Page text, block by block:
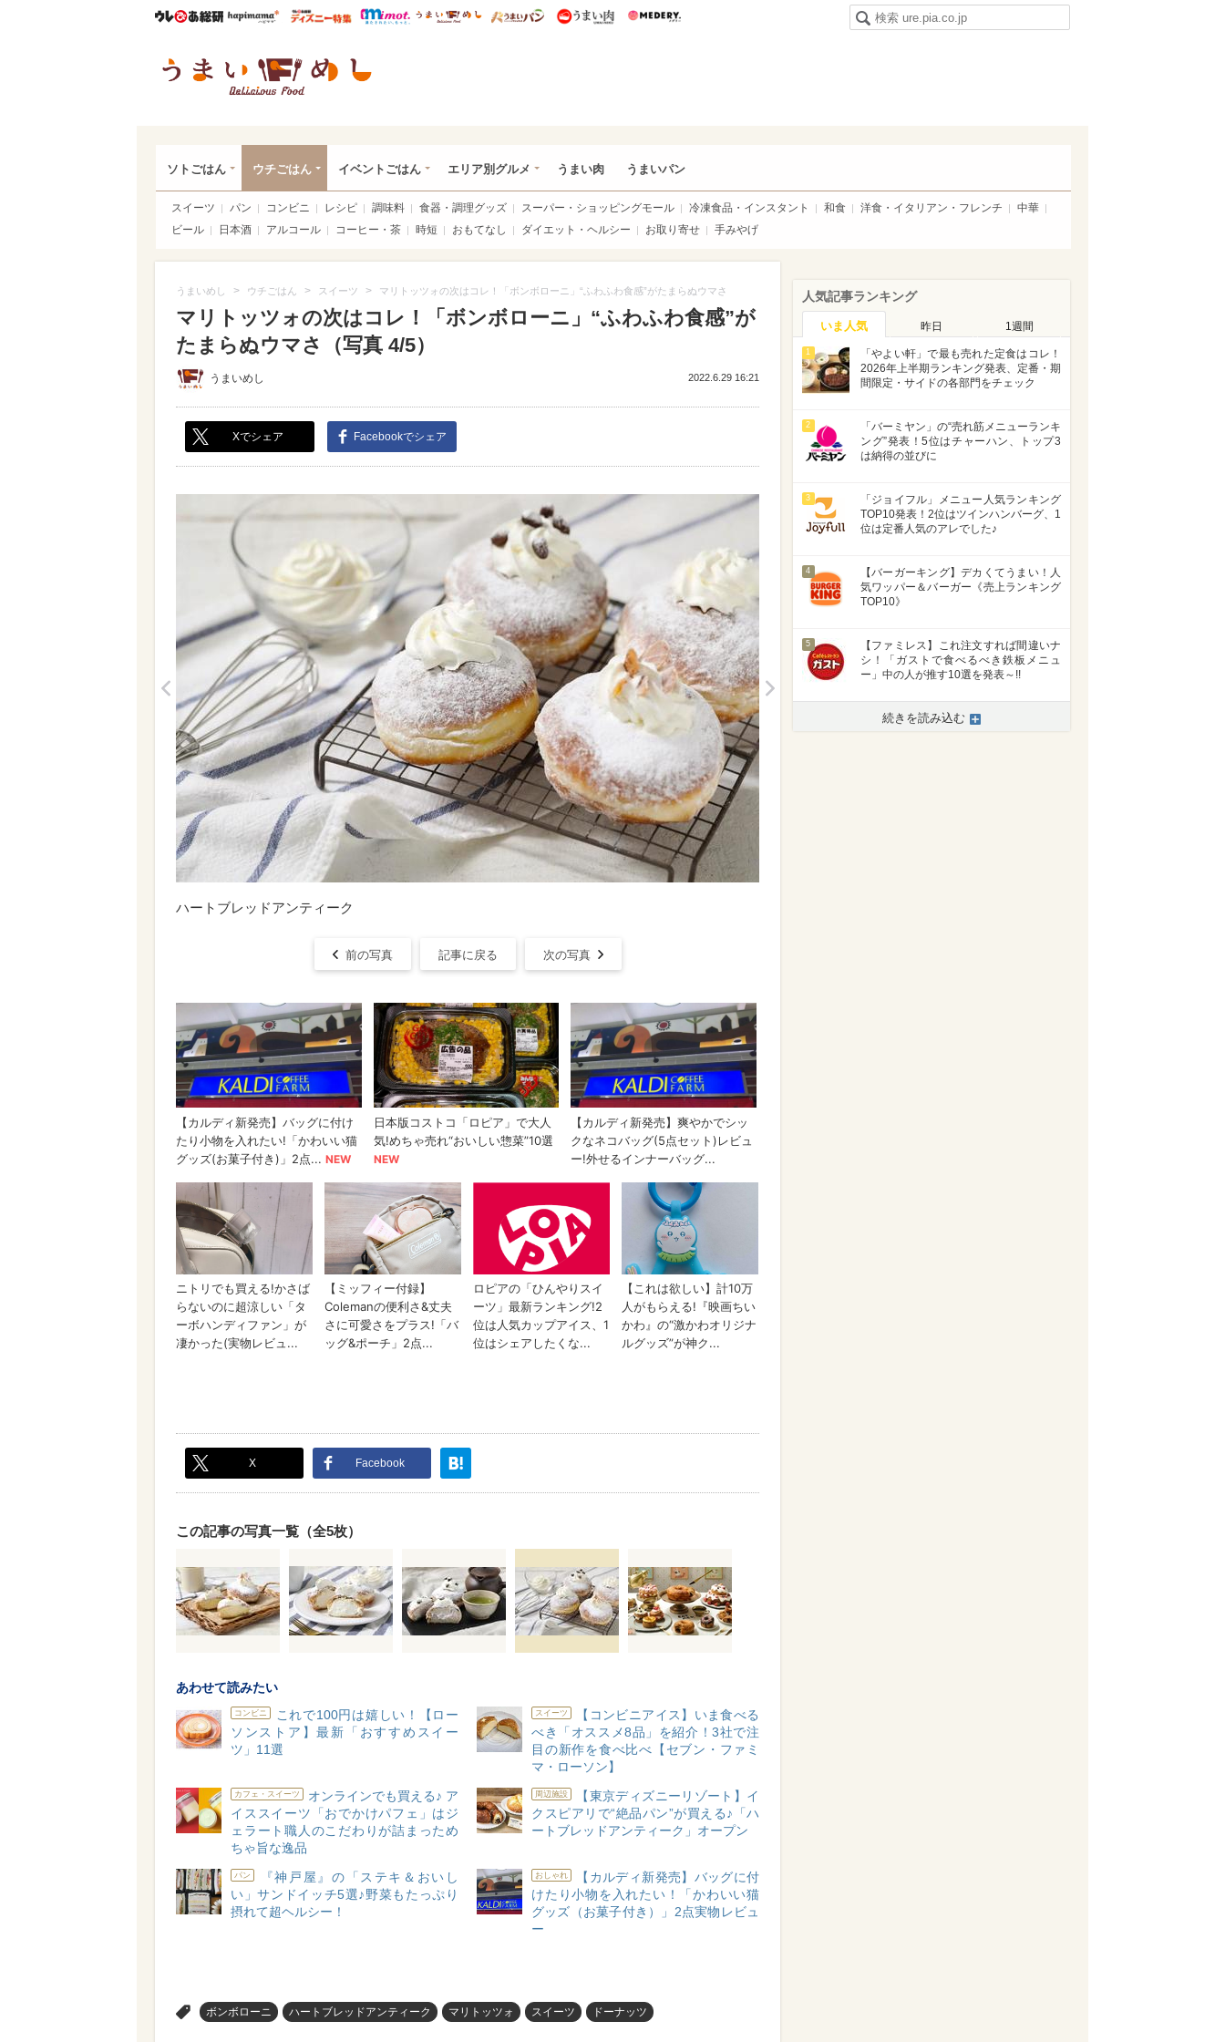
ウレぴあ総研ハピママ* ウレぴあ総研 ディズニー特集
mimot. うまいめし うまいパン うまい肉
ソトごはん ウチごはん イベントごはん エリア別グルメ うまい肉 うまいパン
スイーツ パン コンビニ レシピ 調味料 食器・調理グッズ スーパー・ショッピングモール 冷凍食品・インスタント 和食 洋食・イタリアン・フレンチ
中華
ビール
日本酒 アルコール コーヒー・茶 時短 おもてなし ダイエット・ヘルシー お取り寄せ 手みやげ
うまいめし > ウチごはん > スイーツ > マリトッツォの次はコレ！「ボンボローニ」“ふわふわ食感”がたまらぬウマさ
マリトッツォの次はコレ！「ボンボローニ」“ふわふわ食感”が
たまらぬウマさ（写真 4/5）
うまいめし 2022.6.29 16:21
Xでシェア Facebookでシェア
>
ハートブレッドアンティーク
前の写真 記事に戻る 次の写真
X Facebook
この記事の写真一覧（全5枚）
あわせて読みたい
コンビニ
これで100円は嬉しい！【ロー
ソンストア】最新「おすすめスイー
ツ」11選
スイーツ
【コンビニアイス】いま食べる
べき「オススメ8品」を紹介！3社で注
目の新作を食べ比べ【セブン・ファミ
マ・ローソン】
カフェ・スイーツ
オンラインでも買える♪ ア
イススイーツ「おでかけパフェ」はジ
ェラート職人のこだわりが詰まっため
ちゃ旨な逸品
周辺施設
【東京ディズニーリゾート】イ
クスピアリで“絶品パン”が買える♪「ハ
ートブレッドアンティーク」オープン
パン
『神戸屋』の「ステキ＆おいし
い」サンドイッチ5選♪野菜もたっぷり
摂れて超ヘルシー！
おしゃれ
【カルディ新発売】バッグに付
けたり小物を入れたい！「かわいい猫
グッズ（お菓子付き）」2点実物レビュ
ー
ボンボローニ ハートブレッドアンティーク マリトッツォ スイーツ ドーナッツ
人気記事ランキング
いま人気 昨日 1週間
1
「やよい軒」で最も売れた定食はコレ！
2026年上半期ランキング発表、定番・期
間限定・サイドの各部門をチェック
2
「バーミヤン」の“売れ筋メニューランキ
ング”発表！5位はチャーハン、トップ3
は納得の並びに
3
「ジョイフル」メニュー人気ランキング
TOP10発表！2位はツインハンバーグ、1
位は定番人気のアレでした♪
4
【バーガーキング】デカくてうまい！人
気ワッパー＆バーガー《売上ランキング
TOP10》
5
【ファミレス】これ注文すれば間違いナ
シ！「ガストで食べるべき鉄板メニュ
ー」中の人が推す10選を発表～!!
続きを読み込む